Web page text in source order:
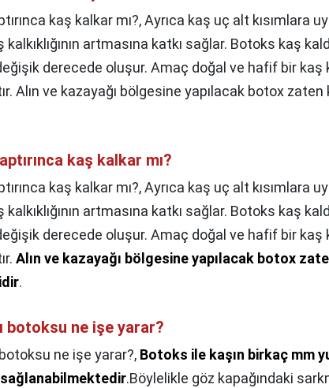
kaş kalkar mı?, Ayrıca kaş uç alt kısımlara
artmasına katkı sağlar. Botoks kaş
derecede oluşur. Amaç doğal ve hafif bir kaş
Alın ve kazayağı bölgesine yapılacak botox zaten
kaş kalkar mı?
kaş kalkar mı?,Ayrıca kaş uç alt kısımlara
artmasına katkı sağlar. Botoks kaş
derecede oluşur. Amaç doğal ve hafif bir kaş
Alın ve kazayağı bölgesine yapılacak botox
.
botoksu ne işe yarar?
ne işe yarar?, Botoks ile kaşın birkaç mm
.Böylelikle göz kapağındaki